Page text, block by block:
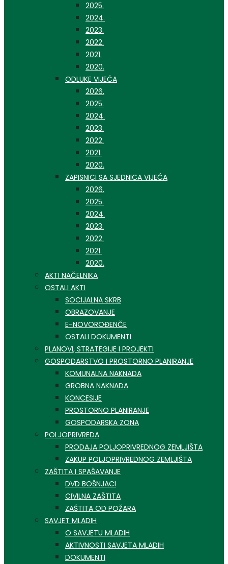
2025.
2024.
2023.
2022.
2021.
2020.
ODLUKE VIJEĆA
2026.
2025.
2024.
2023.
2022.
2021.
2020.
ZAPISNICI SA SJEDNICA VIJEĆA
2026.
2025.
2024.
2023.
2022.
2021.
2020.
AKTI NAČELNIKA
OSTALI AKTI
SOCIJALNA SKRB
OBRAZOVANJE
E-NOVOROĐENČE
OSTALI DOKUMENTI
PLANOVI, STRATEGIJE I PROJEKTI
GOSPODARSTVO I PROSTORNO PLANIRANJE
KOMUNALNA NAKNADA
GROBNA NAKNADA
KONCESIJE
PROSTORNO PLANIRANJE
GOSPODARSKA ZONA
POLJOPRIVREDA
PRODAJA POLJOPRIVREDNOG ZEMLJIŠTA
ZAKUP POLJOPRIVREDNOG ZEMLJIŠTA
ZAŠTITA I SPAŠAVANJE
DVD BOŠNJACI
CIVILNA ZAŠTITA
ZAŠTITA OD POŽARA
SAVJET MLADIH
O SAVJETU MLADIH
AKTIVNOSTI SAVJETA MLADIH
DOKUMENTI